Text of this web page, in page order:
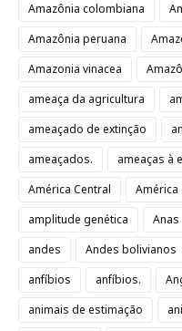
Amazônia colombiana
Amazônia peruana
Amazonia vinacea
ameaça da agricultura
ameaçado de extinção
ameaçados.
ameaças à
América Central
América
amplitude genética
andes
Andes bolivianos
anfíbios
anfíbios.
animais de estimação